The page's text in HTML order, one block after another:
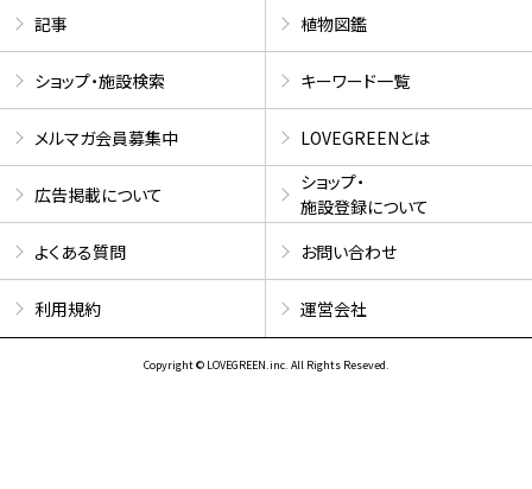
記事 植物図鑑
ショップ・施設検索 キーワード一覧
メルマガ会員募集中 LOVEGREENとは
広告掲載について
ショップ・
施設登録について
よくある質問
お問い合わせ
利用規約 運営会社
Copyright © LOVEGREEN.inc. All Rights Reseved.